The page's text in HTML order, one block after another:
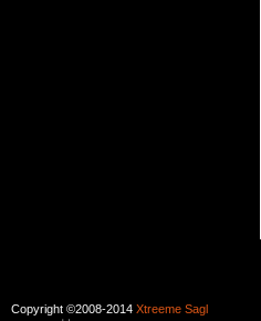
Copyright ©2008-2014 Xtreeme Sagl